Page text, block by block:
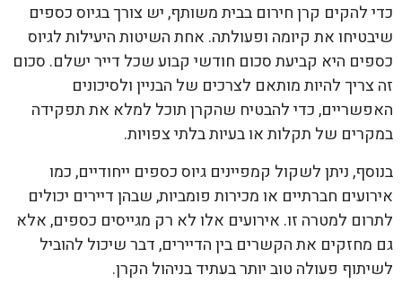
כדי להקים קרן חירום בבית משותף, יש צורך בגיוס כספים
שיבטיחו את קיומה ופעולתה. אחת השיטות היעילות לגיוס
כספים היא קביעת סכום חודשי קבוע שכל דייר ישלם. סכום
זה צריך להיות מותאם לצרכים של הבניין ולסיכונים
האפשריים, כדי להבטיח שהקרן תוכל למלא את תפקידה
במקרים של תקלות או בעיות בלתי צפויות.
בנוסף, ניתן לשקול קמפיינים גיוס כספים ייחודיים, כמו
אירועים חברתיים או מכירות פומביות, שבהן דיירים יכולים
לתרום למטרה זו. אירועים אלו לא רק מגייסים כספים, אלא
גם מחזקים את הקשרים בין הדיירים, דבר שיכול להוביל
לשיתוף פעולה טוב יותר בעתיד בניהול הקרן.